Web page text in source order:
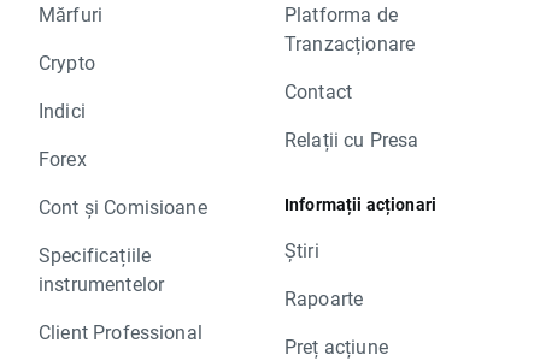
Mărfuri
Crypto
Indici
Forex
Cont și Comisioane
Specificațiile
instrumentelor
Client Professional
Platforma de
Tranzacționare
Contact
Relații cu Presa
Informații acționari
Știri
Rapoarte
Preț acțiune